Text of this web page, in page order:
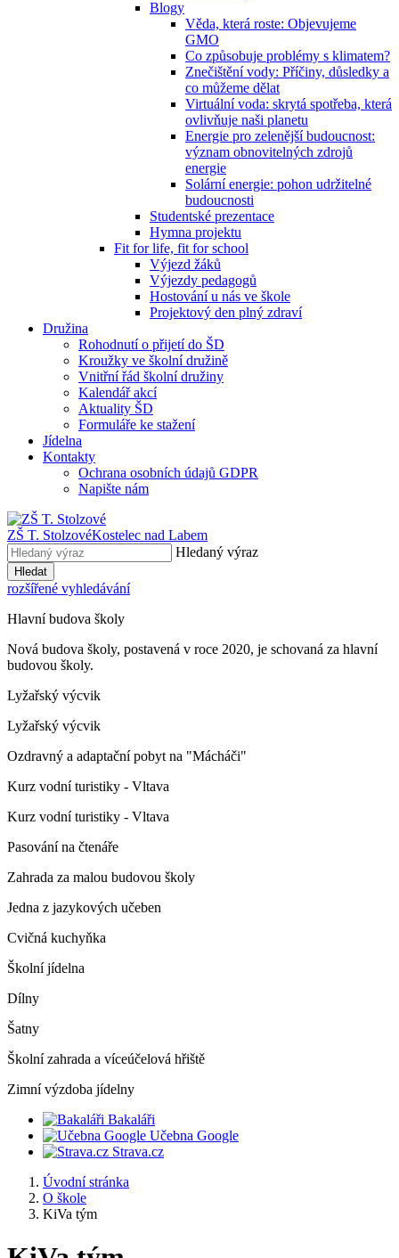
Blogy
Věda, která roste: Objevujeme
GMO
Co způsobuje problémy s klimatem?
Znečištění vody: Příčiny, důsledky a
co můžeme dělat
Virtuální voda: skrytá spotřeba, která
ovlivňuje naši planetu
Energie pro zelenější budoucnost:
význam obnovitelných zdrojů
energie
Solární energie: pohon udržitelné
budoucnosti
Studentské prezentace
Hymna projektu
Fit for life, fit for school
Výjezd žáků
Výjezdy pedagogů
Hostování u nás ve škole
Projektový den plný zdraví
Družina
Rohodnutí o přijetí do ŠD
Kroužky ve školní družině
Vnitřní řád školní družiny
Kalendář akcí
Aktuality ŠD
Formuláře ke stažení
Jídelna
Kontakty
Ochrana osobních údajů GDPR
Napište nám
ZŠ T. StolzovéKostelec nad Labem
Hledaný výraz
Hledat
rozšířené vyhledávání
Hlavní budova školy
Nová budova školy, postavená v roce 2020, je schovaná za hlavní
budovou školy.
Lyžařský výcvik
Lyžařský výcvik
Ozdravný a adaptační pobyt na "Mácháči"
Kurz vodní turistiky - Vltava
Kurz vodní turistiky - Vltava
Pasování na čtenáře
Zahrada za malou budovou školy
Jedna z jazykových učeben
Cvičná kuchyňka
Školní jídelna
Dílny
Šatny
Školní zahrada a víceúčelová hřiště
Zimní výzdoba jídelny
Bakaláři
Učebna Google
Strava.cz
Úvodní stránka
O škole
KiVa tým